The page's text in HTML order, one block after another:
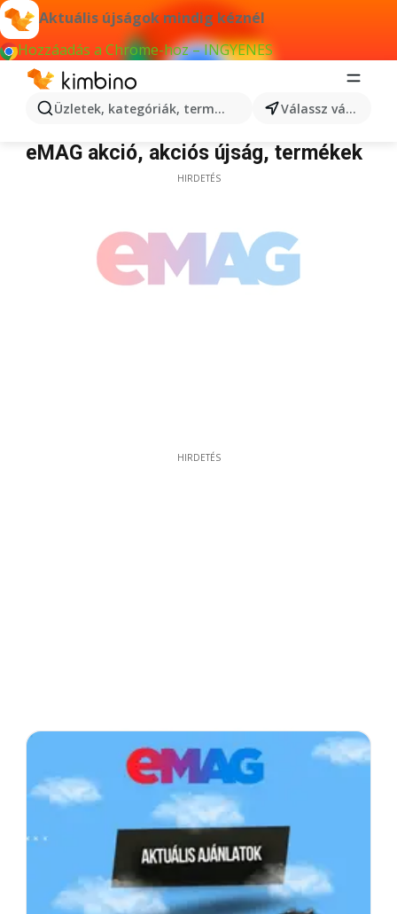
Aktuális újságok mindig kéznél
Hozzáadás a Chrome-hoz – INGYENES
Üzletek, kategóriák, termékek keresése... Válassz várost
eMAG
eMAG akció, akciós újság, termékek
HIRDETÉS
HIRDETÉS